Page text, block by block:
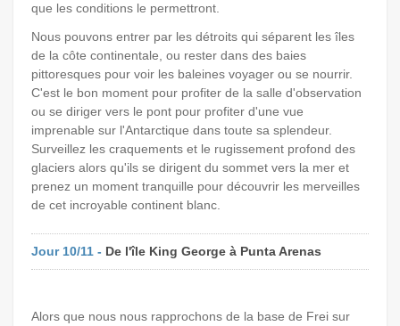
que les conditions le permettront.
Nous pouvons entrer par les détroits qui séparent les îles
de la côte continentale, ou rester dans des baies
pittoresques pour voir les baleines voyager ou se nourrir.
C'est le bon moment pour profiter de la salle d'observation
ou se diriger vers le pont pour profiter d'une vue
imprenable sur l'Antarctique dans toute sa splendeur.
Surveillez les craquements et le rugissement profond des
glaciers alors qu'ils se dirigent du sommet vers la mer et
prenez un moment tranquille pour découvrir les merveilles
de cet incroyable continent blanc.
Jour 10/11 - De l'île King George à Punta Arenas
Alors que nous nous rapprochons de la base de Frei sur